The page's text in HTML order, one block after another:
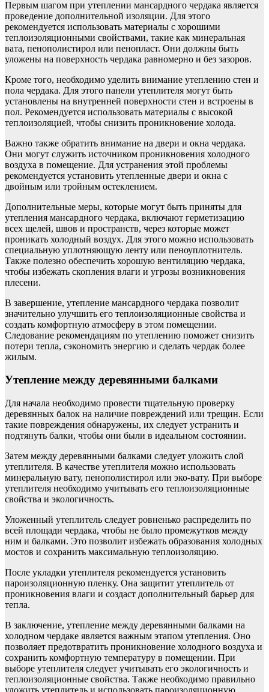
Первым шагом при утеплении мансардного чердака является
проведение дополнительной изоляции. Для этого
рекомендуется использовать материалы с хорошими
теплоизоляционными свойствами, такие как минеральная
вата, пенополистирол или пенопласт. Они должны быть
уложены на поверхность чердака равномерно и без зазоров.
Кроме того, необходимо уделить внимание утеплению стен и
пола чердака. Для этого панели утеплителя могут быть
установлены на внутренней поверхности стен и встроены в
пол. Рекомендуется использовать материалы с высокой
теплоизоляцией, чтобы снизить проникновение холода.
Важно также обратить внимание на двери и окна чердака.
Они могут служить источником проникновения холодного
воздуха в помещение. Для устранения этой проблемы
рекомендуется установить утепленные двери и окна с
двойным или тройным остеклением.
Дополнительные меры, которые могут быть приняты для
утепления мансардного чердака, включают герметизацию
всех щелей, швов и пространств, через которые может
проникать холодный воздух. Для этого можно использовать
специальную уплотняющую ленту или пеноуплотнитель.
Также полезно обеспечить хорошую вентиляцию чердака,
чтобы избежать скопления влаги и угрозы возникновения
плесени.
В завершение, утепление мансардного чердака позволит
значительно улучшить его теплоизоляционные свойства и
создать комфортную атмосферу в этом помещении.
Следование рекомендациям по утеплению поможет снизить
потери тепла, сэкономить энергию и сделать чердак более
жилым.
Утепление между деревянными балками
Для начала необходимо провести тщательную проверку
деревянных балок на наличие повреждений или трещин. Если
такие повреждения обнаружены, их следует устранить и
подтянуть балки, чтобы они были в идеальном состоянии.
Затем между деревянными балками следует уложить слой
утеплителя. В качестве утеплителя можно использовать
минеральную вату, пенополистирол или эко-вату. При выборе
утеплителя необходимо учитывать его теплоизоляционные
свойства и экологичность.
Уложенный утеплитель следует ровненько распределить по
всей площади чердака, чтобы не было промежутков между
ним и балками. Это позволит избежать образования холодных
мостов и сохранить максимальную теплоизоляцию.
После укладки утеплителя рекомендуется установить
пароизоляционную пленку. Она защитит утеплитель от
проникновения влаги и создаст дополнительный барьер для
тепла.
В заключение, утепление между деревянными балками на
холодном чердаке является важным этапом утепления. Оно
позволяет предотвратить проникновение холодного воздуха и
сохранить комфортную температуру в помещении. При
выборе утеплителя следует учитывать его экологичность и
теплоизоляционные свойства. Также необходимо правильно
уложить утеплитель и использовать пароизоляционную